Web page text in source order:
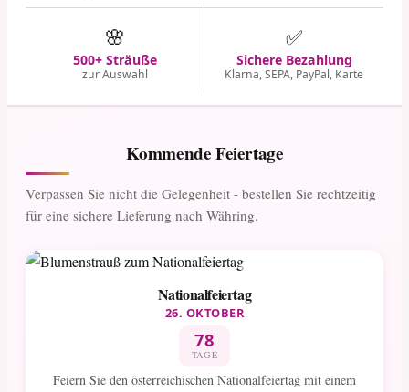
🌸
500+ Sträuße
zur Auswahl
✅
Sichere Bezahlung
Klarna, SEPA, PayPal, Karte
Kommende Feiertage
Verpassen Sie nicht die Gelegenheit - bestellen Sie rechtzeitig
für eine sichere Lieferung nach Währing.
Nationalfeiertag
26. OKTOBER
78
TAGE
Feiern Sie den österreichischen Nationalfeiertag mit einem